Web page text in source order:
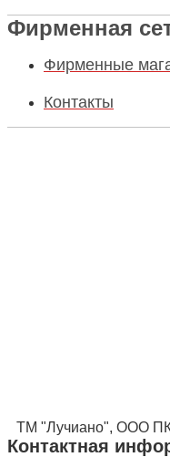
Фирменная
Фирменные
Контакты
ТМ "Лучиано", ООО
Контактная